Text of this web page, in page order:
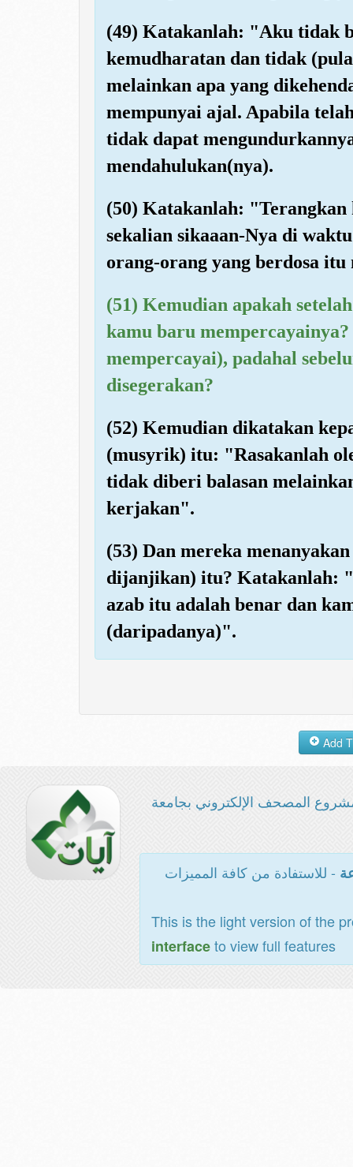
(49) Katakanlah: "Aku tidak
kemudharatan dan tidak
melainkan apa yang
mempunyai ajal. Apabila
tidak dapat
mendahulukan(nya).
(50) Katakanlah: "Terangkan
sekalian sikaaan-Nya di
orang-orang yang berdosa
(51) Kemudian apakah
kamu baru
mempercayai), padahal
disegerakan?
(52) Kemudian dikatakan
(musyrik) itu: "Rasakanlah
tidak diberi balasan
kerjakan".
(53) Dan mereka
dijanjikan) itu? Katakanlah:
azab itu adalah benar dan
(daripadanya)".
المصحف الإلكتروني بجامعة
- للاستفادة من كافة المميزات
This is the light version of the
interfaceto view full features